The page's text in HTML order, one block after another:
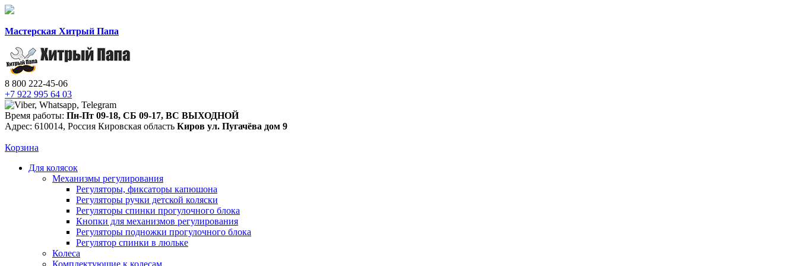
Мастерская Хитрый Папа
8 800 222-45-06
+7 922 995 64 03
Время работы: Пн-Пт 09-18, СБ 09-17, ВС ВЫХОДНОЙ
Адрес: 610014, Россия Кировская область Киров ул. Пугачёва дом 9
Корзина
Для колясок
Механизмы регулирования
Регуляторы, фиксаторы капюшона
Регуляторы ручки детской коляски
Регуляторы спинки прогулочного блока
Кнопки для механизмов регулирования
Регуляторы подножки прогулочного блока
Регулятор спинки в люльке
Колеса
Комплектующие к колесам